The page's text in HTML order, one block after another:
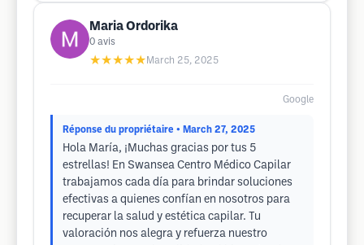
Maria Ordorika
0 avis
★★★★★ March 25, 2025
Google
Réponse du propriétaire • March 27, 2025
Hola María, ¡Muchas gracias por tus 5
estrellas! En Swansea Centro Médico Capilar
trabajamos cada día para brindar soluciones
efectivas a quienes confían en nosotros para
recuperar la salud y estética capilar. Tu
valoración nos alegra y refuerza nuestro